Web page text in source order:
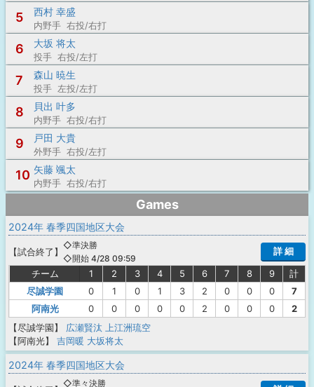
5 西村 幸盛
内野手 右投/右打
6 大坂 将太
投手 右投/左打
7 森山 暁生
投手 左投/左打
8 貝出 叶多
内野手 右投/右打
9 戸田 大貴
外野手 右投/左打
10 矢藤 颯太
内野手 右投/右打
Games
2024年 春季四国地区大会
【試合終了 】
◇準決勝
◇開始 4/28 09:59
詳 細
チーム 1 2 3 4 5 6 7 8 9
計
尽誠学園
0 1 0 1 3 2 0 0 0
7
阿南光
0 0 0 0 0 2 0 0 0
2
【尽誠学園】
広瀬賢汰
上江洲琉空
【阿南光】
吉岡暖 大坂将太
2024年 春季四国地区大会
◇準々決勝